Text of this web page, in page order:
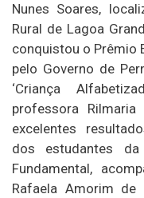
Nunes Soares,
Rural de Lagoa
conquistou o Prêmio
pelo Governo de
‘Criança
professora
excelentes
dos estudantes
Fundamental,
Rafaela Amorim